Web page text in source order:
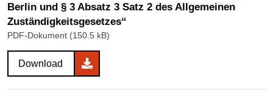
Berlin und § 3 Absatz 3 Satz 2 des Allgemeinen
Zuständigkeitsgesetzes“
PDF-Dokument (150.5 kB)
Download